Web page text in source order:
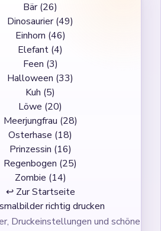
Bär (26)
Dinosaurier (49)
Einhorn (46)
Elefant (4)
Feen (3)
Halloween (33)
Kuh (5)
Löwe (20)
Meerjungfrau (28)
Osterhase (18)
Prinzessin (16)
Regenbogen (25)
Zombie (14)
↩ Zur Startseite
richtig drucken
Druckeinstellungen und schöne